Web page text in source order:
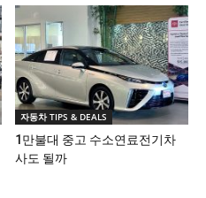
자동차 TIPS & DEALS
1만불대 중고 수소연료전기차
사도 될까